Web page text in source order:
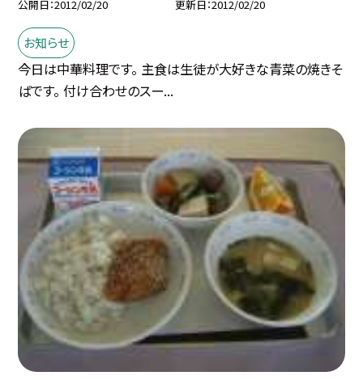
公開日 2012/02/20 更新日 2012/02/20
お知らせ
今日は中華料理です。 主食は生徒が大好きな青菜の焼きそ
ばです。 付け合わせのスー...